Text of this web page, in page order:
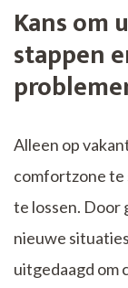
Kans om
stappen
Alleen op
comfortzone te
te lossen.
nieuwe
uitgedaagd om